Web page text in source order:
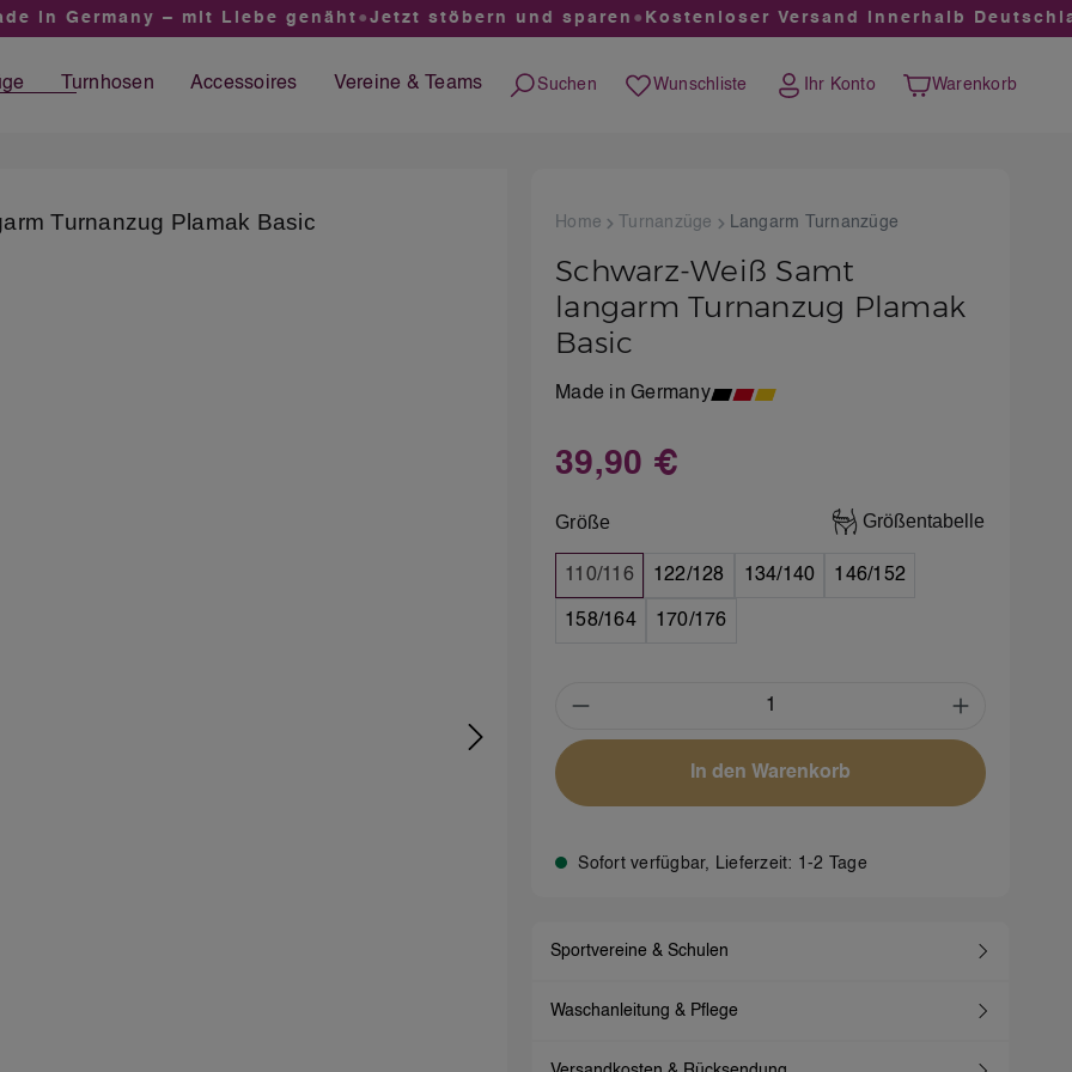
in Germany – mit Liebe genäht● Jetzt stöbern und sparen●Kostenloser Versand innerhalb
Turnhosen Accessoires Vereine & Teams Suchen Wunschliste
Du hast 0 Produkte auf dem Merkzettel
Ihr Konto Warenkorb
Warenkorb enthält
Home Turnanzüge Langarm Turnanzüge
Schwarz-Weiß Samt
langarm Turnanzug Plamak
Basic
Made in Germany
Regulärer Preis:
39,90 €
Größe Größentabelle
110/116 122/128 134/140 146/152
158/164 170/176
Produkt Anzahl: Gib den
In den Warenkorb
Sofort verfügbar, Lieferzeit: 1-2 Tage
Sportvereine & Schulen
Waschanleitung & Pflege